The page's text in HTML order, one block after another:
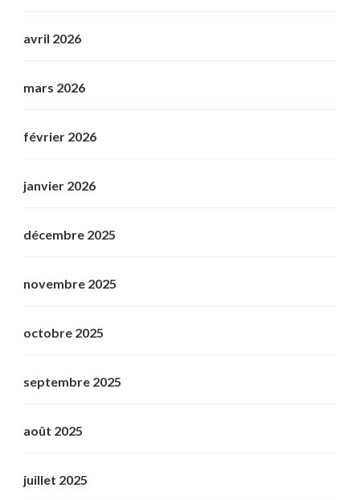
avril 2026
mars 2026
février 2026
janvier 2026
décembre 2025
novembre 2025
octobre 2025
septembre 2025
août 2025
juillet 2025